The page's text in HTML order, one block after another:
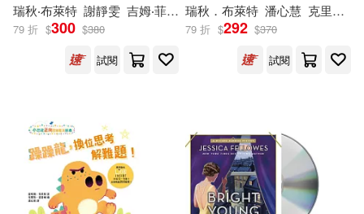
瑞秋‧布萊特 謝靜雯 吉姆‧菲爾德（Jim Field）
79 折 $300 $380
試閱
瑞秋．布萊特 潘心慧 克里斯·查特頓
79 折 $292 $370
試閱